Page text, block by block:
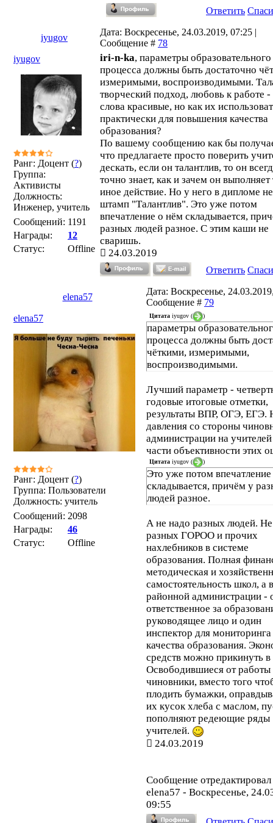
Ответить
iyugov
Дата: Воскресенье, 24.03.2019, 07:25 |
Сообщение # 78
iyugov
Ранг: Доцент (?)
Группа:
Активисты
Должность:
Инженер, учитель
Сообщений: 1191
Награды:
12
Статус:
Offline
iri-n-ka, параметры образовательного
процесса должны быть достаточно
измеримыми, воспроизводимыми.
творческий подход, любовь к работе -
слова красивые, но как их
практически для повышения качества
образования?
По вашему сообщению как бы
что предлагаете просто поверить
дескать, если он талантлив, то он
точно знает, как и зачем он выполняет
иное действие. Но у него в дипломе
штамп "Талантлив". Это уже потом
впечатление о нём складывается,
разных людей разное. С этим каши не
сваришь.
24.03.2019
Ответить
elena57
Дата: Воскресенье,
Сообщение # 79
elena57
Ранг: Доцент (?)
Группа: Пользователи
Должность: учитель
Сообщений: 2098
Награды:
46
Статус:
Offline
Цитата iyugov ( )
параметры
процесса должны быть
чёткими, измеримыми,
воспроизводимыми.
Лучший параметр -
годовые итоговые отметки,
результаты ВПР, ОГЭ, ЕГЭ.
давления со стороны
администрации на
части объективности этих
Цитата iyugov ( )
Это уже потом
складывается, причём у
людей разное.
А не надо разных людей.
разных ГОРОО и прочих
нахлебников в системе
образования. Полная
методическая и
самостоятельность школ, а в
районной администрации -
ответственное за
руководящее лицо и один
инспектор для мониторинга
качества образования.
средств можно прикинуть
Освободившиеся от работы
чиновники, вместо того
плодить бумажки,
их кусок хлеба с маслом,
пополняют редеющие ряды
учителей.
24.03.2019
Сообщение отредактировал
elena57 - Воскресенье,
09:55